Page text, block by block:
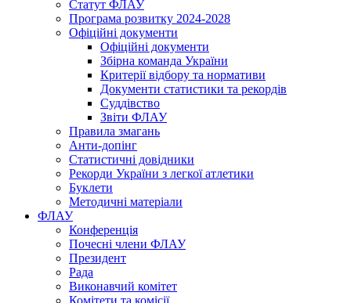
Статут ФЛАУ
Програма розвитку 2024-2028
Офіційні документи
Офіційні документи
Збірна команда України
Критерії відбору та нормативи
Документи статистики та рекордів
Суддівство
Звіти ФЛАУ
Правила змагань
Анти-допінг
Статистичні довідники
Рекорди України з легкої атлетики
Буклети
Методичні матеріали
ФЛАУ
Конференція
Почесні члени ФЛАУ
Президент
Рада
Виконавчий комітет
Комітети та комісії